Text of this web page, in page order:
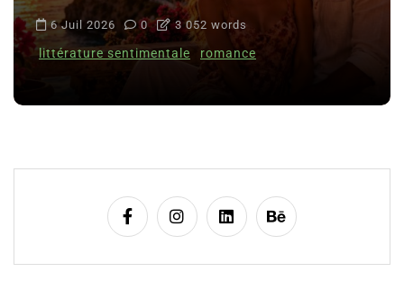
6 Juil 2026 0 3 052 words
littérature sentimentale romance